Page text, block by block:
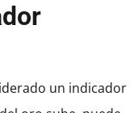
un indicador